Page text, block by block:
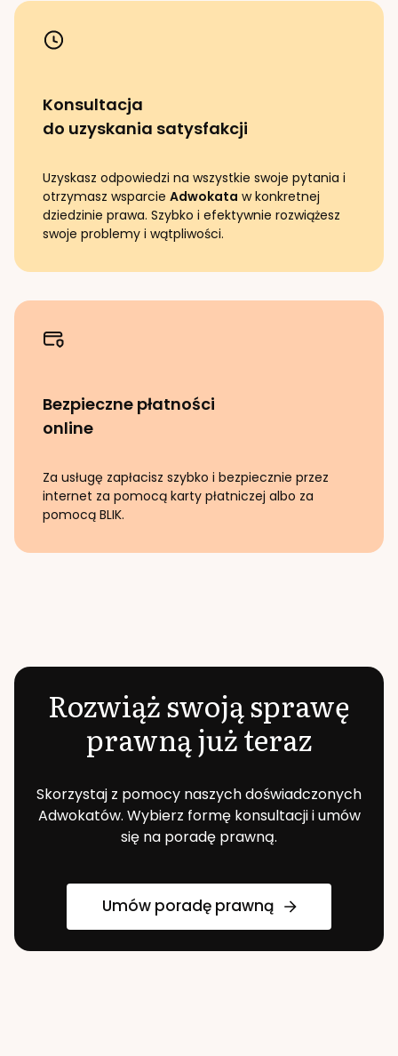
Konsultacja
do uzyskania satysfakcji
Uzyskasz odpowiedzi na wszystkie swoje pytania i
otrzymasz wsparcie Adwokata w konkretnej
dziedzinie prawa. Szybko i efektywnie rozwiążesz
swoje problemy i wątpliwości.
Bezpieczne płatności
online
Za usługę zapłacisz szybko i bezpiecznie przez
internet za pomocą karty płatniczej albo za
pomocą BLIK.
Rozwiąż swoją sprawę
prawną już teraz
Skorzystaj z pomocy naszych doświadczonych
Adwokatów. Wybierz formę konsultacji i umów
się na poradę prawną.
Umów poradę prawną